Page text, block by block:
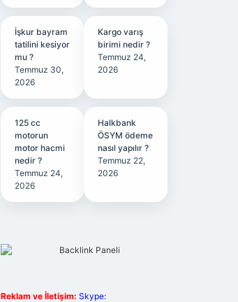
İşkur bayram
tatilini kesiyor
mu ?
Temmuz 30,
2026
Kargo varış
birimi nedir ?
Temmuz 24,
2026
125 cc
motorun
motor hacmi
nedir ?
Temmuz 24,
2026
Halkbank
ÖSYM ödeme
nasıl yapılır ?
Temmuz 22,
2026
Reklam ve İletişim: Skype: